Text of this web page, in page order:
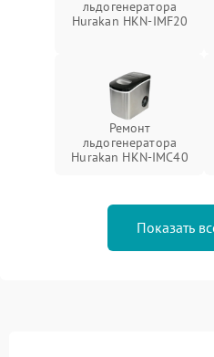
льдогенератора
Hurakan HKN-IMF20
Ремонт
льдогенератора
Hurakan HKN-IMC40
Показать